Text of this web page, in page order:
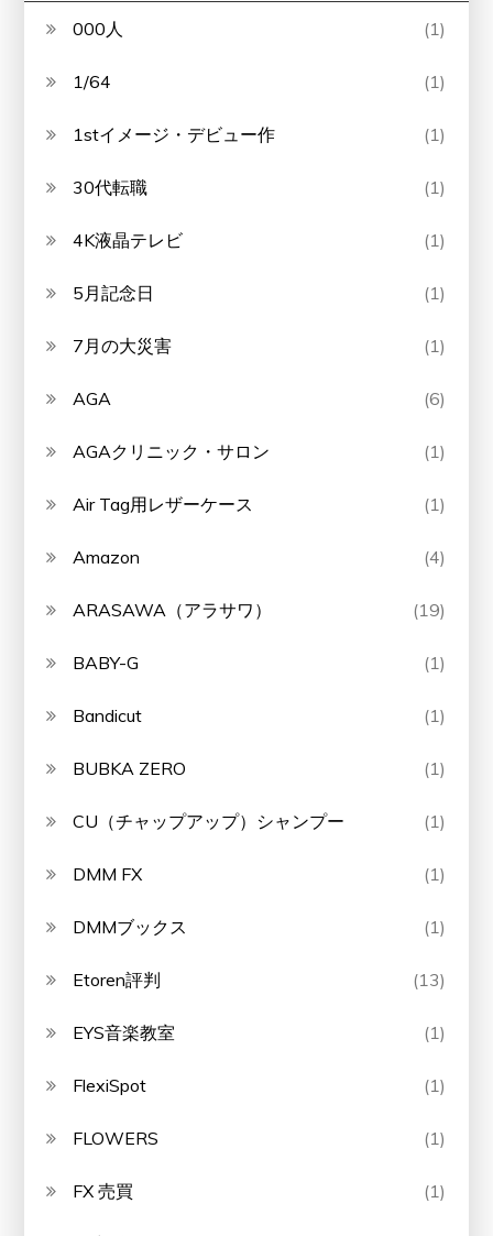
000人 (1)
1/64 (1)
1stイメージ・デビュー作 (1)
30代転職 (1)
4K液晶テレビ (1)
5月記念日 (1)
7月の大災害 (1)
AGA (6)
AGAクリニック・サロン (1)
Air Tag用レザーケース (1)
Amazon (4)
ARASAWA（アラサワ） (19)
BABY-G (1)
Bandicut (1)
BUBKA ZERO (1)
CU（チャップアップ）シャンプー (1)
DMM FX (1)
DMMブックス (1)
Etoren評判 (13)
EYS音楽教室 (1)
FlexiSpot (1)
FLOWERS (1)
FX 売買 (1)